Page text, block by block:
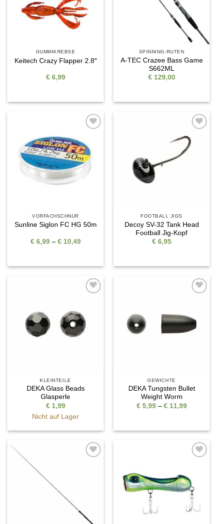
GUMMIKREBSE
Keitech Crazy Flapper 2.8″
€6,99
SPINNING-RUTEN
A-TEC Crazee Bass Game
S662ML
€129,00
Wunschliste
VORFACHSCHNUR
Sunline Siglon FC HG 50m
€6,99 – €10,49Preisspanne:
Auf die
Wunschliste
FOOTBALL JIGS
Decoy SV-32 Tank Head
Football Jig-Kopf
€6,95
KLEINTEILE
DEKA Glass Beads
Glasperle
€1,99
Nicht auf Lager
GEWICHTE
DEKA Tungsten Bullet
Weight Worm
€5,99 – €11,99